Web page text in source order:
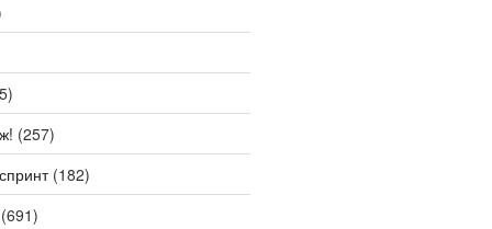
(257)
(182)